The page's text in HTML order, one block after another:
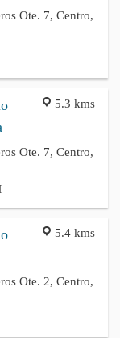
Ote. 7, Centro,
5.3 kms
Ote. 7, Centro,
5.4 kms
Ote. 2, Centro,